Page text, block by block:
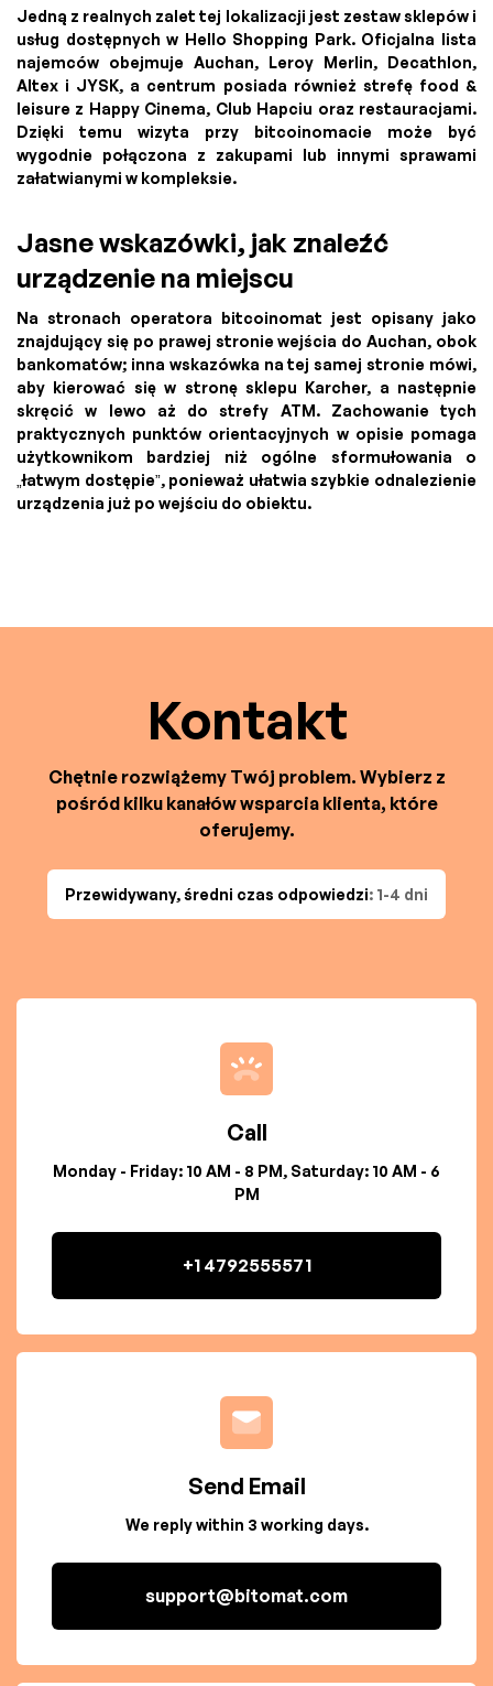
Jedną z realnych zalet tej lokalizacji jest zestaw sklepów i
usług dostępnych w Hello Shopping Park. Oficjalna lista
najemców obejmuje Auchan, Leroy Merlin, Decathlon,
Altex i JYSK, a centrum posiada również strefę food &
leisure z Happy Cinema, Club Hapciu oraz restauracjami.
Dzięki temu wizyta przy bitcoinomacie może być
wygodnie połączona z zakupami lub innymi sprawami
załatwianymi w kompleksie.
Jasne wskazówki, jak znaleźć
urządzenie na miejscu
Na stronach operatora bitcoinomat jest opisany jako
znajdujący się po prawej stronie wejścia do Auchan, obok
bankomatów; inna wskazówka na tej samej stronie mówi,
aby kierować się w stronę sklepu Karcher, a następnie
skręcić w lewo aż do strefy ATM. Zachowanie tych
praktycznych punktów orientacyjnych w opisie pomaga
użytkownikom bardziej niż ogólne sformułowania o
„łatwym dostępie”, ponieważ ułatwia szybkie odnalezienie
urządzenia już po wejściu do obiektu.
Kontakt
Chętnie rozwiążemy Twój problem. Wybierz z
pośród kilku kanałów wsparcia klienta, które
oferujemy.
Przewidywany, średni czas odpowiedzi: 1-4 dni
Call
Monday - Friday: 10 AM - 8 PM, Saturday: 10 AM - 6
PM
+1 4792555571
Send Email
We reply within 3 working days.
support@bitomat.com